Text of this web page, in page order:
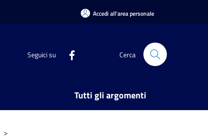
Accedi all'area personale
Seguici su Cerca
Tutti gli argomenti
>